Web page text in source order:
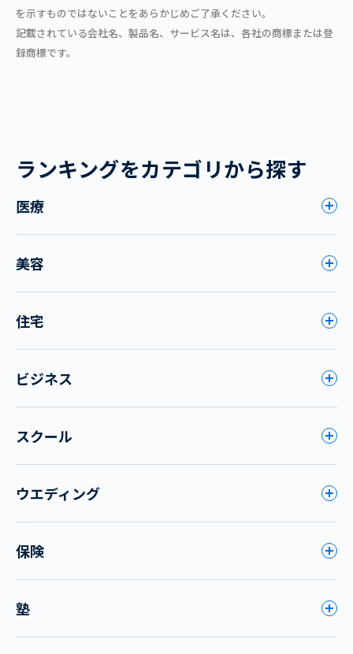
を示すものではないことをあらかじめご了承ください。
記載されている会社名、製品名、サービス名は、各社の商標または登
録商標です。
ランキングをカテゴリから探す
医療
美容
住宅
ビジネス
スクール
ウエディング
保険
塾